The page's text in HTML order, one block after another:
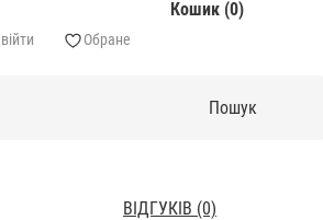
Обране
Кошик (0)
ВІДГУКІВ (0)